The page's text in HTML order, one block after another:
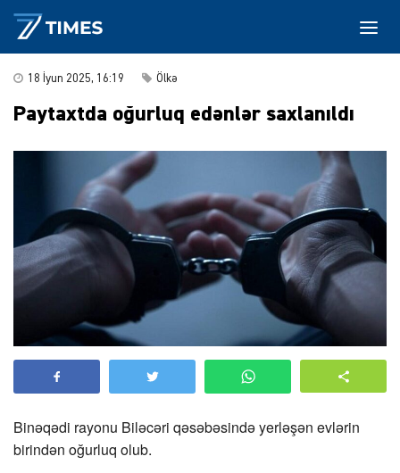
18 İyun 2025, 16:19 Ölkə
Paytaxtda oğurluq edənlər saxlanıldı
Binəqədi rayonu Biləcəri qəsəbəsində yerləşən evlərin
birindən oğurluq olub.